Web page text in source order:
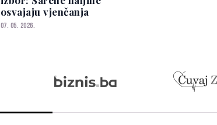
osvajaju vjenčanja
07. 05. 2026.